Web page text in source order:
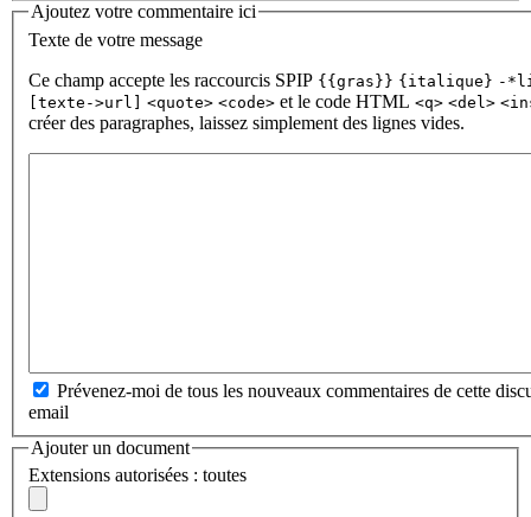
Ajoutez votre commentaire ici
Texte de votre message
Ce champ accepte les raccourcis SPIP {{gras}} {italique} -
[texte->url] <quote> <code> et le code HTML <q> <del>
créer des paragraphes, laissez simplement des lignes vides.
Prévenez-moi de tous les nouveaux commentaires de cette
email
Ajouter un document
Extensions autorisées : toutes